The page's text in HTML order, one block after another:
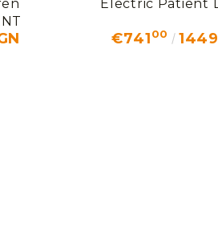
Electric Patient
€74100 1449